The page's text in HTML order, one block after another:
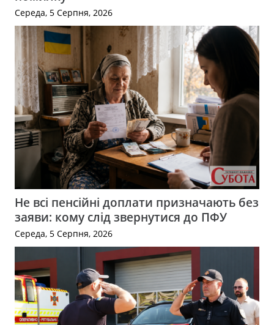
Середа, 5 Серпня, 2026
Не всі пенсійні доплати призначають без
заяви: кому слід звернутися до ПФУ
Середа, 5 Серпня, 2026